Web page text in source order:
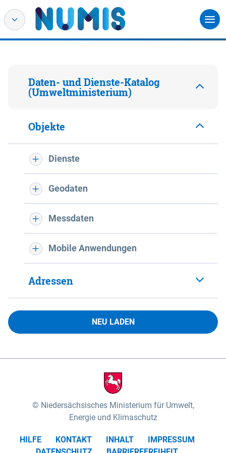
Daten- und Dienste-Katalog
(Umweltministerium)
Objekte
Dienste
Geodaten
Messdaten
Mobile Anwendungen
Adressen
NEU LADEN
Niedersächsisches Ministerium für Umwelt,
Energie und Klimaschutz
HILFE KONTAKT INHALT
IMPRESSUM